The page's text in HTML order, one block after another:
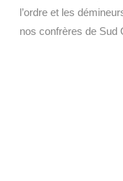
l’ordre et les
nos confrères de Sud